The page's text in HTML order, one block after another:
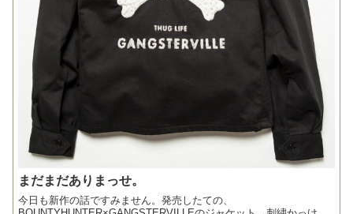
まだまだありまっせ。
今日も新作の話ですみません。発売したての、